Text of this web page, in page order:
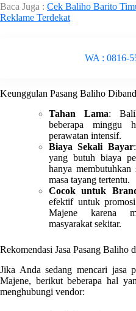
Baca Juga : Cek Baliho Barito
Reklame Terdekat
WA : 0816-
Keunggulan Pasang Baliho
Tahan Lama:
beberapa minggu
perawatan intensif.
Biaya Sekali Bayar
yang butuh biaya
hanya
masa tayang tertentu.
Cocok untuk
efektif untuk
Majene karena
masyarakat sekitar.
Rekomendasi Jasa Pasang Baliho
Jika Anda sedang mencari jasa
Majene, berikut beberapa hal
menghubungi vendor: